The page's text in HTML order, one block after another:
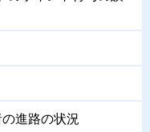
進路の状況